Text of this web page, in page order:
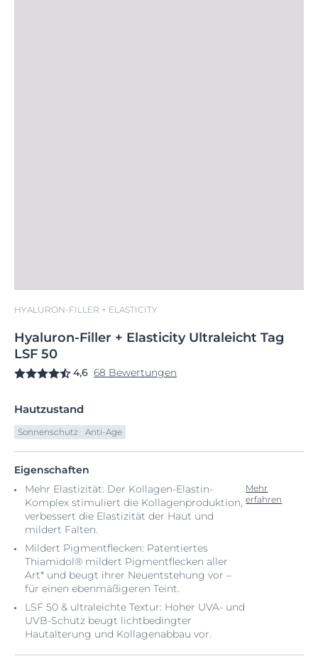
HYALURON-FILLER + ELASTICITY
Hyaluron-Filler + Elasticity Ultraleicht Tag
LSF 50
4,6 68 Bewertungen
Hautzustand
Sonnenschutz Anti-Age
Eigenschaften
Mehr Elastizität: Der Kollagen-Elastin-
Komplex stimuliert die Kollagenproduktion,
verbessert die Elastizität der Haut und
mildert Falten.
Mildert Pigmentflecken: Patentiertes
Thiamidol® mildert Pigmentflecken aller
Art* und beugt ihrer Neuentstehung vor –
für einen ebenmäßigeren Teint.
LSF 50 & ultraleichte Textur: Hoher UVA- und
UVB-Schutz beugt lichtbedingter
Hautalterung und Kollagenabbau vor.
Mehr
erfahren